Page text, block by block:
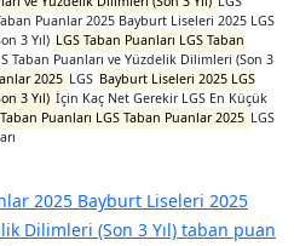
Puanlar 2025 Bayburt Liseleri 2025 LGS
3 Yıl) LGS Taban Puanları LGS Taban
Taban Puanları ve Yüzdelik Dilimleri (Son 3
2025 LGS Bayburt Liseleri 2025 LGS
3 Yıl) İçin Kaç Net Gerekir LGS En Küçük
Puanları LGS Taban Puanlar 2025 LGS
2025 Bayburt Liseleri 2025
Dilimleri (Son 3 Yıl) taban puan